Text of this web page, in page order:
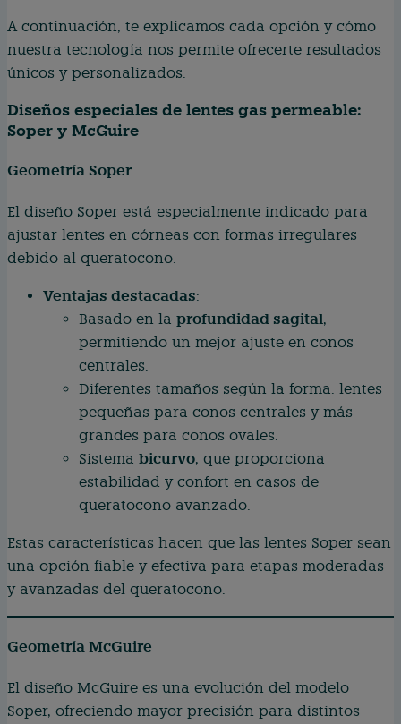
A continuación, te explicamos cada opción y cómo
nuestra tecnología nos permite ofrecerte resultados
únicos y personalizados.
Diseños especiales de lentes gas permeable:
Soper y McGuire
Geometría Soper
El diseño Soper está especialmente indicado para
ajustar lentes en córneas con formas irregulares
debido al queratocono.
Ventajas destacadas:
Basado en la profundidad sagital,
permitiendo un mejor ajuste en conos
centrales.
Diferentes tamaños según la forma: lentes
pequeñas para conos centrales y más
grandes para conos ovales.
Sistema bicurvo, que proporciona
estabilidad y confort en casos de
queratocono avanzado.
Estas características hacen que las lentes Soper sean
una opción fiable y efectiva para etapas moderadas
y avanzadas del queratocono.
Geometría McGuire
El diseño McGuire es una evolución del modelo
Soper, ofreciendo mayor precisión para distintos